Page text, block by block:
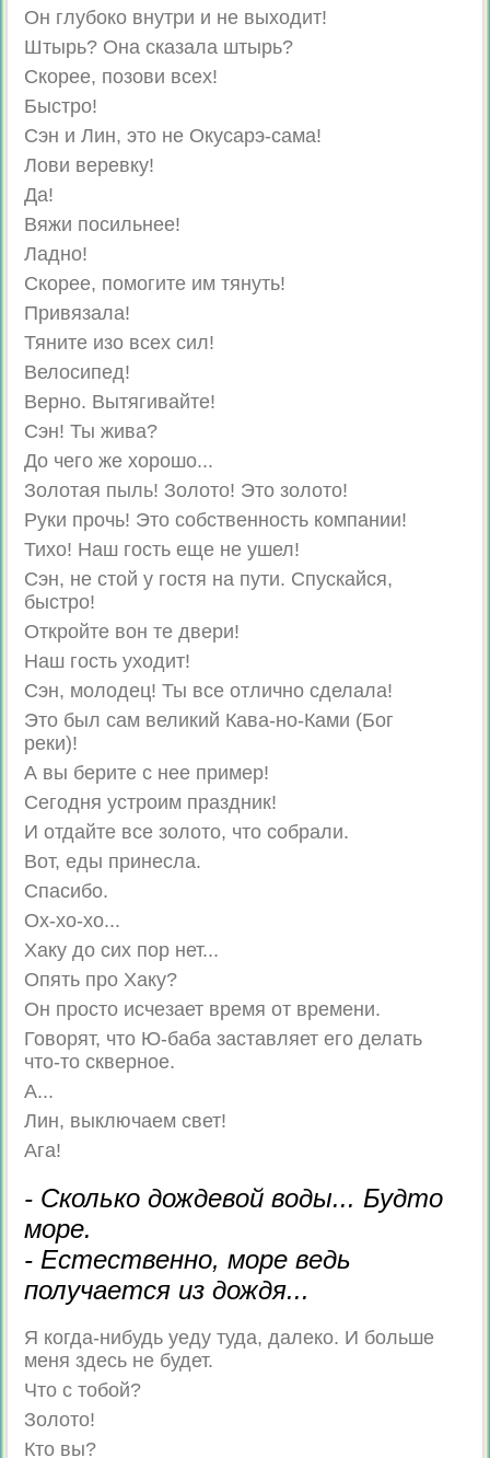
Он глубоко внутри и не выходит!
Штырь? Она сказала штырь?
Скорее, позови всех!
Быстро!
Сэн и Лин, это не Окусарэ-сама!
Лови веревку!
Да!
Вяжи посильнее!
Ладно!
Скорее, помогите им тянуть!
Привязала!
Тяните изо всех сил!
Велосипед!
Верно. Вытягивайте!
Сэн! Ты жива?
До чего же хорошо...
Золотая пыль! Золото! Это золото!
Руки прочь! Это собственность компании!
Тихо! Наш гость еще не ушел!
Сэн, не стой у гостя на пути. Спускайся,
быстро!
Откройте вон те двери!
Наш гость уходит!
Сэн, молодец! Ты все отлично сделала!
Это был сам великий Кава-но-Ками (Бог
реки)!
А вы берите с нее пример!
Сегодня устроим праздник!
И отдайте все золото, что собрали.
Вот, еды принесла.
Спасибо.
Ох-хо-хо...
Хаку до сих пор нет...
Опять про Хаку?
Он просто исчезает время от времени.
Говорят, что Ю-баба заставляет его делать
что-то скверное.
А...
Лин, выключаем свет!
Ага!
- Сколько дождевой воды... Будто
море.
- Естественно, море ведь
получается из дождя...
Я когда-нибудь уеду туда, далеко. И больше
меня здесь не будет.
Что с тобой?
Золото!
Кто вы?